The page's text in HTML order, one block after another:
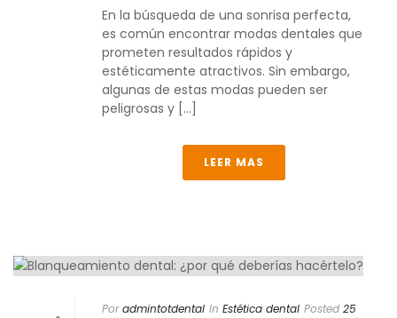
En la búsqueda de una sonrisa perfecta,
es común encontrar modas dentales que
prometen resultados rápidos y
estéticamente atractivos. Sin embargo,
algunas de estas modas pueden ser
peligrosas y [...]
LEER MAS
Por admintotdental In Estética dental Posted 25